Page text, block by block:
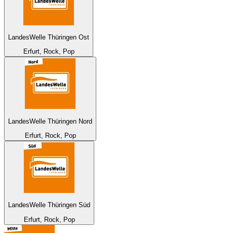
LandesWelle Thüringen Ost
Erfurt, Rock, Pop
LandesWelle Thüringen Nord
Erfurt, Rock, Pop
LandesWelle Thüringen Süd
Erfurt, Rock, Pop